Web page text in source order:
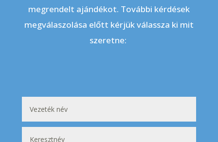
megrendelt ajándékot. További kérdések
megválaszolása előtt kérjük válassza ki mit
szeretne: